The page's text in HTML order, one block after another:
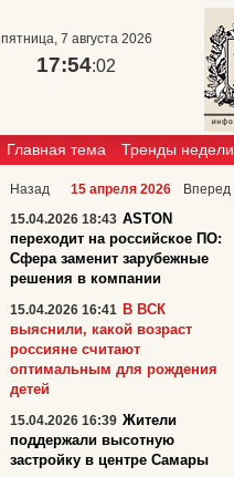
пятница, 7 августа 2026
17:54:03
Главная тема Тренды недели
Назад 15 апреля 2026
Вперед
15.04.2026 18:43 ASTON
переходит на российское ПО:
Сфера заменит зарубежные
решения в компании
15.04.2026 16:41 В ВСК
выяснили, какой возраст
россияне считают
оптимальным для рождения
детей
15.04.2026 16:39 Жители
поддержали высотную
застройку в центре Самары